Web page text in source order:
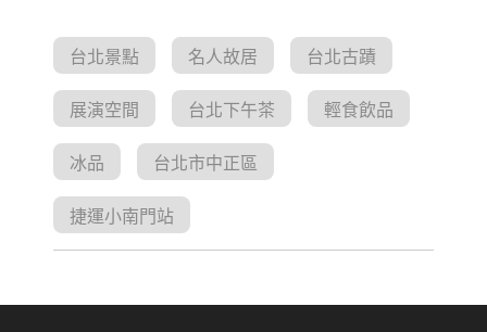
台北景點 名人故居 台北古蹟
展演空間 台北下午茶 輕食飲品
冰品 台北市中正區
捷運小南門站